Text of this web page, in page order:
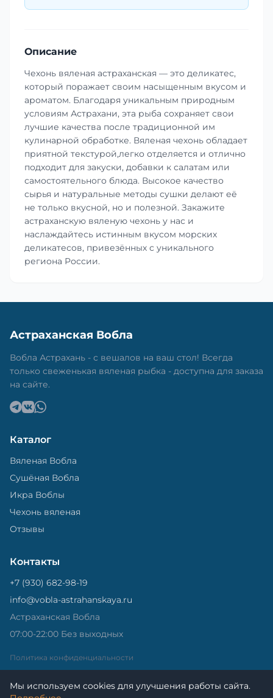
Описание
Чехонь вяленая астраханская — это деликатес,
который поражает своим насыщенным вкусом и
ароматом. Благодаря уникальным природным
условиям Астрахани, эта рыба сохраняет свои
лучшие качества после традиционной им
кулинарной обработке. Вяленая чехонь обладает
приятной текстурой,легко отделяется и отлично
подходит для закуски, добавки к салатам или
самостоятельного блюда. Высокое качество
сырья и натуральные методы сушки делают её
не только вкусной, но и полезной. Закажите
астраханскую вяленую чехонь у нас и
наслаждайтесь истинным вкусом морских
деликатесов, привезённых с уникального
региона России.
Астраханская Вобла
Вобла Астрахань - с вешалов на ваш стол! Всегда
только свеженькая вяленая рыбка - доступна для заказа
на сайте.
Каталог
Вяленая Вобла
Сушёная Вобла
Икра Воблы
Чехонь вяленая
Отзывы
Контакты
+7 (930) 682-98-19
info@vobla-astrahanskaya.ru
Астраханская Вобла
07:00-22:00 Без выходных
Политика конфиденциальности
Мы используем cookies для улучшения работы сайта.